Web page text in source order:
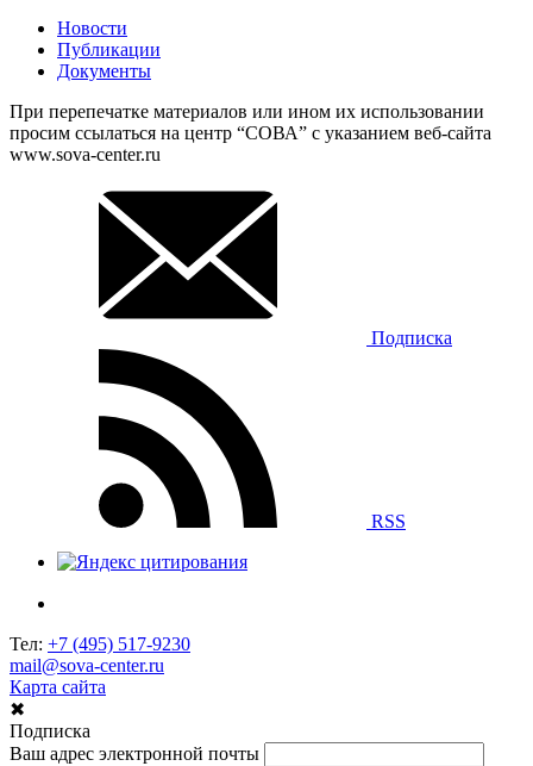
Новости
Публикации
Документы
При перепечатке материалов или ином их использовании
просим ссылаться на центр “СОВА” с указанием веб-сайта
www.sova-center.ru
Подписка
RSS
Тел: +7 (495) 517-9230
mail@sova-center.ru
Карта сайта
✖
Подписка
Ваш адрес электронной почты